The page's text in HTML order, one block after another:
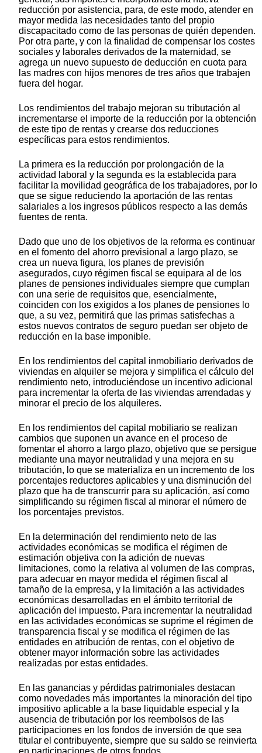
reducción por asistencia, para, de este modo, atender en
mayor medida las necesidades tanto del propio
discapacitado como de las personas de quién dependen.
Por otra parte, y con la finalidad de compensar los costes
sociales y laborales derivados de la maternidad, se
agrega un nuevo supuesto de deducción en cuota para
las madres con hijos menores de tres años que trabajen
fuera del hogar.
Los rendimientos del trabajo mejoran su tributación al
incrementarse el importe de la reducción por la obtención
de este tipo de rentas y crearse dos reducciones
específicas para estos rendimientos.
La primera es la reducción por prolongación de la
actividad laboral y la segunda es la establecida para
facilitar la movilidad geográfica de los trabajadores, por lo
que se sigue reduciendo la aportación de las rentas
salariales a los ingresos públicos respecto a las demás
fuentes de renta.
Dado que uno de los objetivos de la reforma es continuar
en el fomento del ahorro previsional a largo plazo, se
crea un nueva figura, los planes de previsión
asegurados, cuyo régimen fiscal se equipara al de los
planes de pensiones individuales siempre que cumplan
con una serie de requisitos que, esencialmente,
coinciden con los exigidos a los planes de pensiones lo
que, a su vez, permitirá que las primas satisfechas a
estos nuevos contratos de seguro puedan ser objeto de
reducción en la base imponible.
En los rendimientos del capital inmobiliario derivados de
viviendas en alquiler se mejora y simplifica el cálculo del
rendimiento neto, introduciéndose un incentivo adicional
para incrementar la oferta de las viviendas arrendadas y
minorar el precio de los alquileres.
En los rendimientos del capital mobiliario se realizan
cambios que suponen un avance en el proceso de
fomentar el ahorro a largo plazo, objetivo que se persigue
mediante una mayor neutralidad y una mejora en su
tributación, lo que se materializa en un incremento de los
porcentajes reductores aplicables y una disminución del
plazo que ha de transcurrir para su aplicación, así como
simplificando su régimen fiscal al minorar el número de
los porcentajes previstos.
En la determinación del rendimiento neto de las
actividades económicas se modifica el régimen de
estimación objetiva con la adición de nuevas
limitaciones, como la relativa al volumen de las compras,
para adecuar en mayor medida el régimen fiscal al
tamaño de la empresa, y la limitación a las actividades
económicas desarrolladas en el ámbito territorial de
aplicación del impuesto. Para incrementar la neutralidad
en las actividades económicas se suprime el régimen de
transparencia fiscal y se modifica el régimen de las
entidades en atribución de rentas, con el objetivo de
obtener mayor información sobre las actividades
realizadas por estas entidades.
En las ganancias y pérdidas patrimoniales destacan
como novedades más importantes la minoración del tipo
impositivo aplicable a la base liquidable especial y la
ausencia de tributación por los reembolsos de las
participaciones en los fondos de inversión de que sea
titular el contribuyente, siempre que su saldo se reinvierta
en participaciones de otros fondos.